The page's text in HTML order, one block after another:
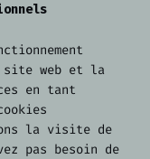
site web et la
en tant
la visite de
pas besoin de